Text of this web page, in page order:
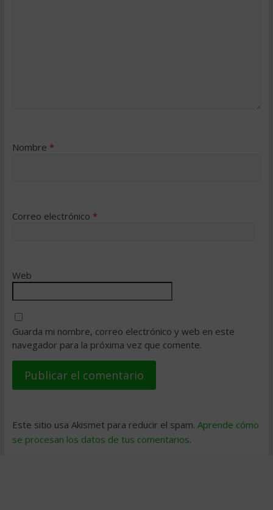
Nombre *
Correo electrónico *
Web
Guarda mi nombre, correo electrónico y web en este
navegador para la próxima vez que comente.
Este sitio usa Akismet para reducir el spam. Aprende cómo
se procesan los datos de tus comentarios.